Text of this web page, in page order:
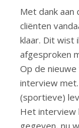
Met dank aan
cliënten
klaar. Dit wist
afgesproken
Op de
interview
(sportieve)
Het interview
gegeven, nu